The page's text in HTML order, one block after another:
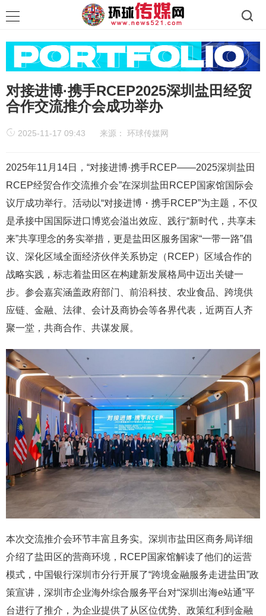
对接进博·携手RCEP2025深圳盐田经贸
合作交流推介会成功举办
2025-11-17 09:43 来源： 环球传媒网
2025年11月14日，“对接进博·携手RCEP——2025深圳盐田
RCEP经贸合作交流推介会”在深圳盐田RCEP国家馆国际会
议厅成功举行。活动以“对接进博・携手RCEP”为主题，不仅
是承接中国国际进口博览会溢出效应、践行“新时代，共享未
来”共享理念的务实举措，更是盐田区服务国家“一带一路”倡
议、深化区域全面经济伙伴关系协定（RCEP）区域合作的
战略实践，标志着盐田区在构建新发展格局中迈出关键一
步。参会嘉宾涵盖政府部门、前沿科技、农业食品、跨境供
应链、金融、法律、会计及商协会等各界代表，近两百人齐
聚一堂，共商合作、共谋发展。
本次交流推介会环节丰富且务实。深圳市盐田区商务局详细
介绍了盐田区的营商环境，RCEP国家馆解读了他们的运营
模式，中国银行深圳市分行开展了“跨境金融服务走进盐田”政
策宣讲，深圳市企业海外综合服务平台对“深圳出海e站通”平
台进行了推介，为企业提供了从区位优势、政策红利到金融